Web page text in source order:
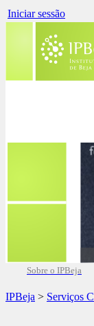
Iniciar sessão
Sobre o IPBeja
IPBeja > Serviços